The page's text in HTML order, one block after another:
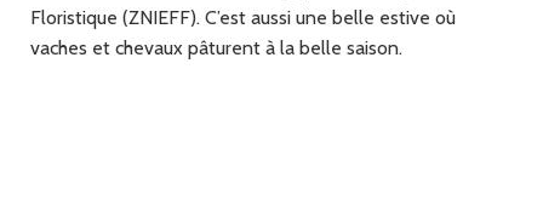
Floristique (ZNIEFF). C’est aussi une belle estive où
vaches et chevaux pâturent à la belle saison.